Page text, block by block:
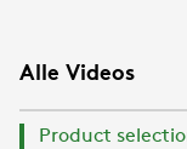
Alle Videos
Product